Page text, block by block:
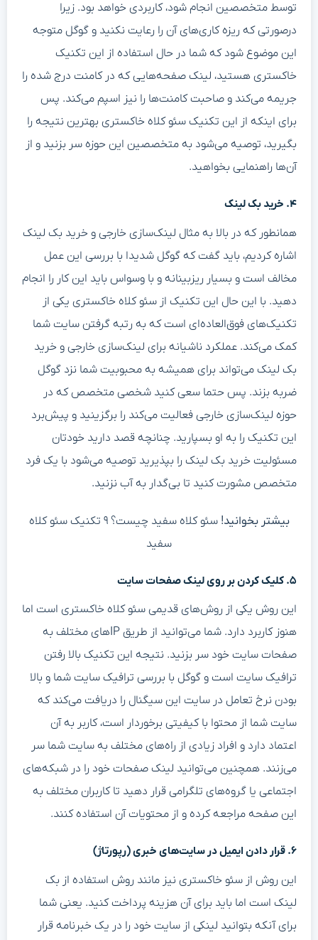
توسط متخصصین انجام شود، کاربردی خواهد بود. زیرا
درصورتی که ریزه کاری‌های آن را رعایت نکنید و گوگل متوجه
این موضوع شود که شما در حال استفاده از این تکنیک
خاکستری هستید، لینک صفحه‌هایی که در کامنت درج شده را
جریمه می‌کند و صاحبت کامنت‌ها را نیز اسپم می‌کند. پس
برای اینکه از این تکنیک سئو کلاه خاکستری بهترین نتیجه را
بگیرید، توصیه می‌شود به متخصصین این حوزه سر بزنید و از
آن‌ها راهنمایی بخواهید.
۴. خرید بک لینک
همانطور که در بالا به مثال لینک‌سازی خارجی و خرید بک لینک
اشاره کردیم، باید گفت که گوگل شدیدا با بررسی این عمل
مخالف است و بسیار ریزبینانه و با وسواس باید این کار را انجام
دهید. با این حال این تکنیک از سئو کلاه خاکستری یکی از
تکنیک‌های فوق‌العاده‌ای است که به رتبه گرفتن سایت شما
کمک می‌کند. عملکرد ناشیانه برای لینک‌سازی خارجی و خرید
بک لینک می‌تواند برای همیشه به محبوبیت شما نزد گوگل
ضربه بزند. پس حتما سعی کنید شخصی متخصص که در
حوزه لینک‌سازی خارجی فعالیت می‌کند را برگزینید و پیش‌برد
این تکنیک را به او بسپارید. چنانچه قصد دارید خودتان
مسئولیت خرید بک لینک را بپذیرید توصیه می‌شود با یک فرد
متخصص مشورت کنید تا بی‌گدار به آب نزنید.
بیشتر بخوانید!
سئو کلاه سفید چیست؟ ۹ تکنیک سئو کلاه
سفید
۵. کلیک کردن بر روی لینک صفحات سایت
این روش یکی از روش‌های قدیمی سئو کلاه خاکستری است اما
هنوز کاربرد دارد. شما می‌توانید از طریق IPهای مختلف به
صفحات سایت خود سر بزنید. نتیجه این تکنیک بالا رفتن
ترافیک سایت است و گوگل با بررسی ترافیک سایت شما و بالا
بودن نرخ تعامل در سایت این سیگنال را دریافت می‌کند که
سایت شما از محتوا با کیفیتی برخوردار است، کاربر به آن
اعتماد دارد و افراد زیادی از راه‌های مختلف به سایت شما سر
می‌زنند. همچنین می‌توانید لینک صفحات خود را در شبکه‌های
اجتماعی یا گروه‌های تلگرامی قرار دهید تا کاربران مختلف به
این صفحه مراجعه کرده و از محتویات آن استفاده کنند.
۶. قرار دادن ایمیل در سایت‌های خبری (رپورتاژ)
این روش از سئو خاکستری نیز مانند روش استفاده از بک
لینک است اما باید برای آن هزینه پرداخت کنید. یعنی شما
برای آنکه بتوانید لینکی از سایت خود را در یک خبرنامه قرار